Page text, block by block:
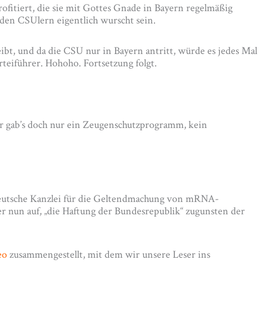
die sie mit Gottes Gnade in Bayern regelmäßig
CSUlern eigentlich wurscht sein.
und da die CSU nur in Bayern antritt, würde es jedes Mal
Hohoho. Fortsetzung folgt.
doch nur ein Zeugenschutzprogramm, kein
Kanzlei für die Geltendmachung von mRNA-
auf, „die Haftung der Bundesrepublik“ zugunsten der
zusammengestellt, mit dem wir unsere Leser ins